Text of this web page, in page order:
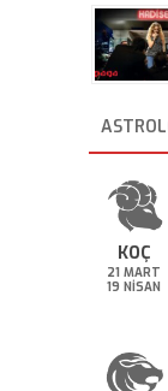
KOÇ
21 MART
19 NİSAN